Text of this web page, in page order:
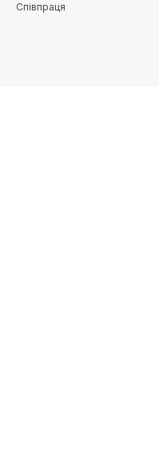
Співпраця